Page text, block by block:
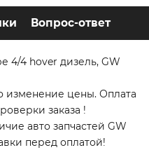
Вопрос-ответ
4/4 hover дизель, GW
цены. Оплата
заказа !
авто запчастей GW
перед оплатой!